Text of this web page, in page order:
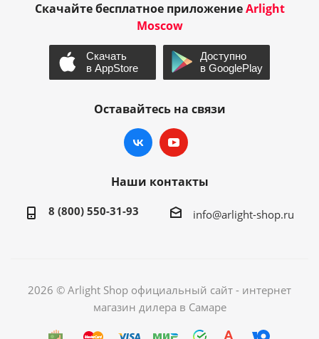
Скачайте бесплатное приложениеArlight
Moscow
Оставайтесь на связи
Наши контакты
8 (800) 550-31-93 info@arlight-shop.ru
2026 © Arlight Shop официальный сайт - интернет
магазин дилера в Самаре